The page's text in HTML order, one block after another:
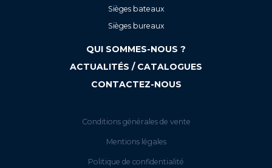
Sièges bateaux
Sièges bureaux
QUI SOMMES-NOUS ?
ACTUALITÉS / CATALOGUES
CONTACTEZ-NOUS
Conditions générales de vente
Mentions légales
Politique de confidentialité